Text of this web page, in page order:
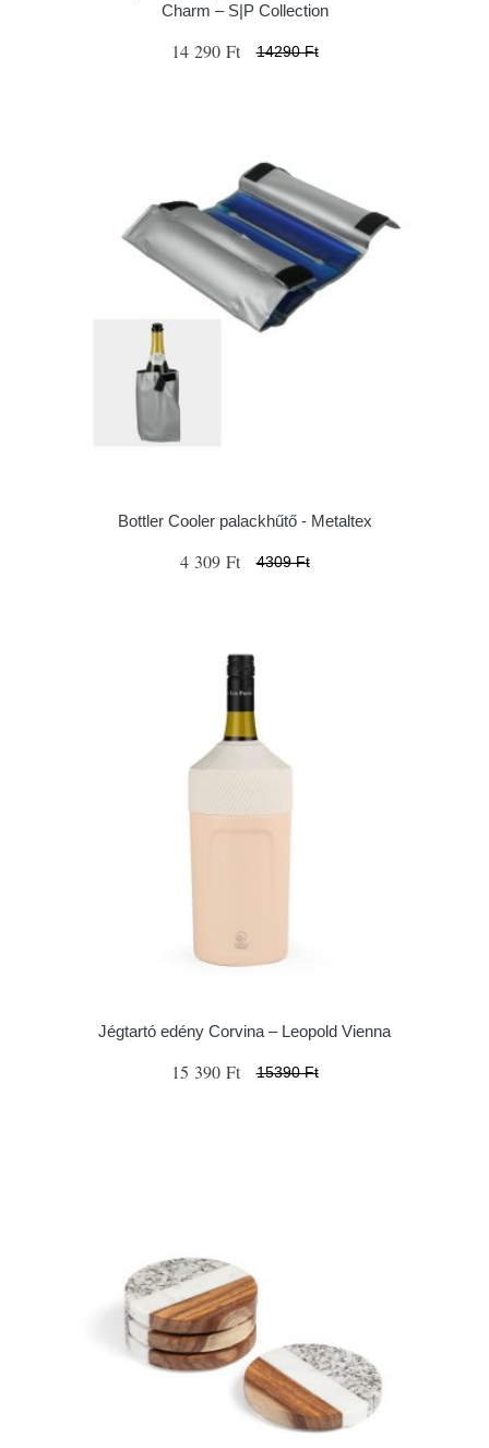
Charm – S|P Collection
14 290 Ft 14290 Ft
Bottler Cooler palackhűtő - Metaltex
4 309 Ft 4309 Ft
Jégtartó edény Corvina – Leopold Vienna
15 390 Ft 15390 Ft